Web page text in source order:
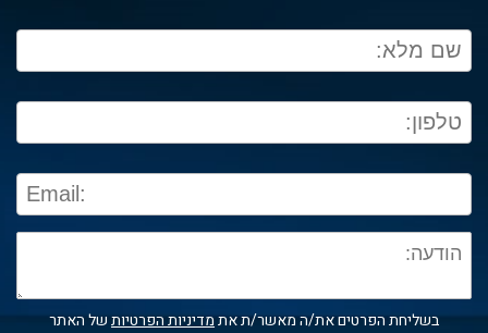
בשליחת הפרטים את/ה מאשר/ת אתמדיניות הפרטיותשל האתר